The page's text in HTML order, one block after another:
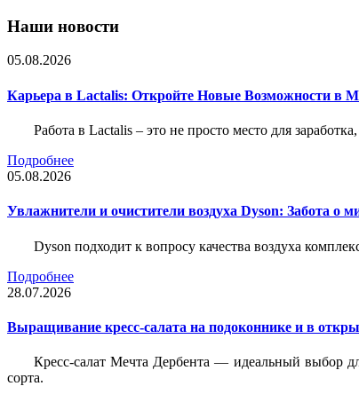
Наши новости
05.08.2026
Карьера в Lactalis: Откройте Новые Возможности в
Работа в Lactalis – это не просто место для
Подробнее
05.08.2026
Увлажнители и очистители воздуха Dyson: Забота о
Dyson подходит к вопросу качества воздуха
Подробнее
28.07.2026
Выращивание кресс-салата на подоконнике и в
Кресс-салат Мечта Дербента — идеальный выбор
сорта.